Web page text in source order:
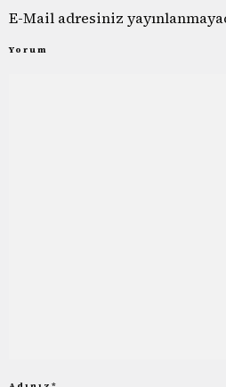
E-Mail adresiniz
Yorum